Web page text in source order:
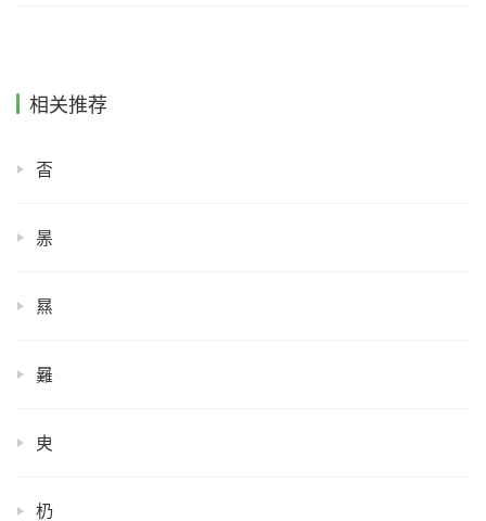
相关推荐
㫘
㫱
㬎
㬮
㬰
㭁